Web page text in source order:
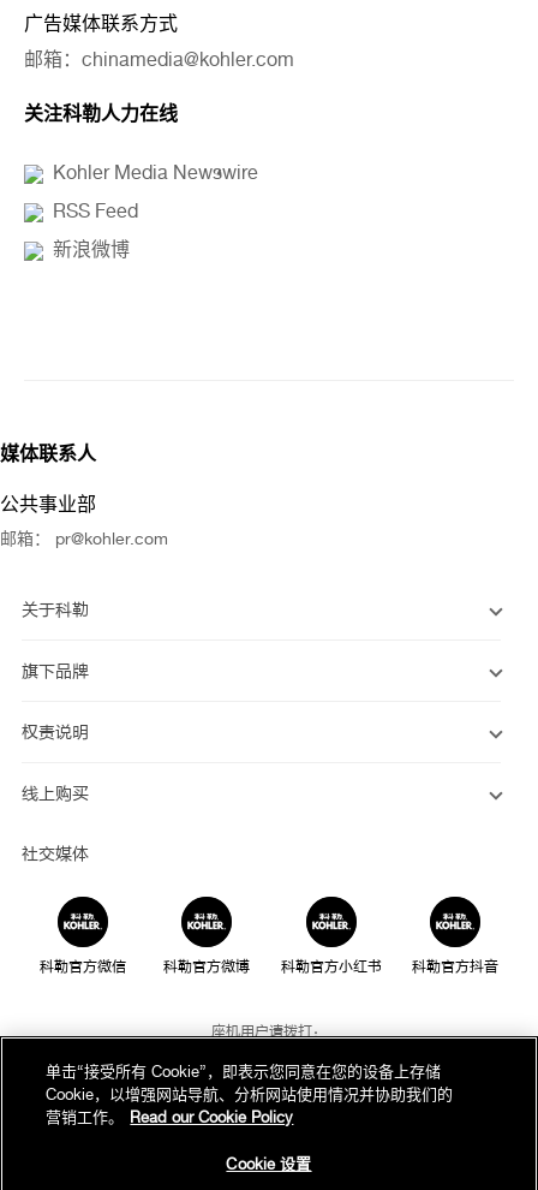
广告媒体联系方式
邮箱：chinamedia@kohler.com
关注科勒人力在线
Kohler Media Newswire
RSS Feed
新浪微博
媒体联系人
公共事业部
邮箱： pr@kohler.com
关于科勒
旗下品牌
权责说明
线上购买
社交媒体
科勒官方微信 科勒官方微博 科勒官方小红书 科勒官方抖音
座机用户请拨打：
800-820-2628
手机用户请拨打：
400-820-2628
我们的电话服务时间为：
单击“接受所有 Cookie”，即表示您同意在您的设备上存储
Cookie，以增强网站导航、分析网站使用情况并协助我们的
营销工作。
Read our Cookie Policy
Cookie 设置